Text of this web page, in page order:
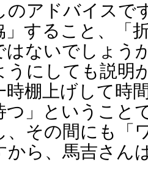
のアドバイスで
」すること、「
はないでしょう
うにしても説明
時棚上げして時
つ」ということ
、その間にも「
から、馬吉さん